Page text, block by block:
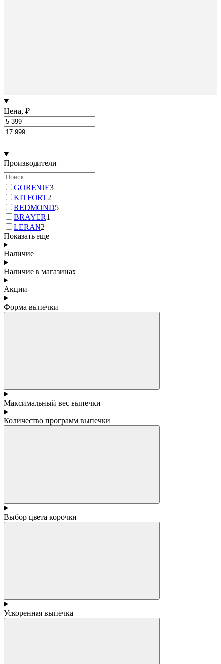
Цена, ₽
Производители
GORENJE3
KITFORT2
REDMOND5
BRAYER1
LERAN2
Показать еще
Наличие
Наличие в магазинах
Акции
Форма выпечки
Максимальный вес выпечки
Количество программ выпечки
Выбор цвета корочки
Ускоренная выпечка